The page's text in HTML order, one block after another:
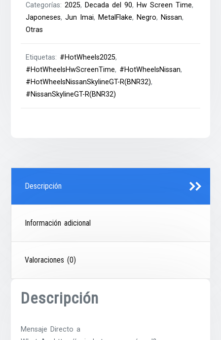
Categorías:2025, Decada del 90, Hw Screen Time,
Japoneses,Jun Imai, MetalFlake, Negro, Nissan,
Otras
Etiquetas: #HotWheels2025,
#HotWheelsHwScreenTime, #HotWheelsNissan,
#HotWheelsNissanSkylineGT-R(BNR32),
#NissanSkylineGT-R(BNR32)
Descripción
Información adicional
Valoraciones (0)
Descripción
Mensaje Directo a